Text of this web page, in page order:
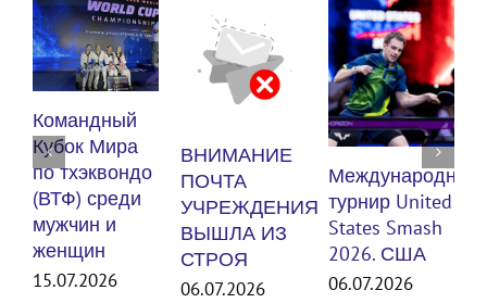
Командный
Кубок Мира
по тхэквондо
(ВТФ) среди
мужчин и
женщин
15.07.2026
ВНИМАНИЕ
ПОЧТА
УЧРЕЖДЕНИЯ
ВЫШЛА ИЗ
СТРОЯ
06.07.2026
Международный
турнир United
States Smash
2026. США
06.07.2026